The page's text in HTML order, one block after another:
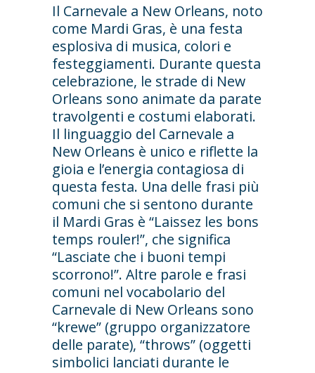
Il Carnevale a New Orleans, noto
come Mardi Gras, è una festa
esplosiva di musica, colori e
festeggiamenti. Durante questa
celebrazione, le strade di New
Orleans sono animate da parate
travolgenti e costumi elaborati.
Il linguaggio del Carnevale a
New Orleans è unico e riflette la
gioia e l’energia contagiosa di
questa festa. Una delle frasi più
comuni che si sentono durante
il Mardi Gras è “Laissez les bons
temps rouler!”, che significa
“Lasciate che i buoni tempi
scorrono!”. Altre parole e frasi
comuni nel vocabolario del
Carnevale di New Orleans sono
“krewe” (gruppo organizzatore
delle parate), “throws” (oggetti
simbolici lanciati durante le